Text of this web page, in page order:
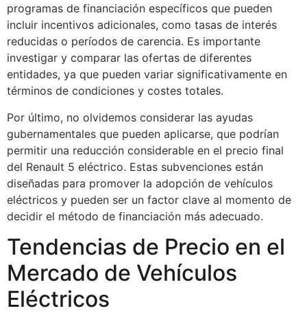
programas de financiación específicos que pueden
incluir incentivos adicionales, como tasas de interés
reducidas o períodos de carencia. Es importante
investigar y comparar las ofertas de diferentes
entidades, ya que pueden variar significativamente en
términos de condiciones y costes totales.
Por último, no olvidemos considerar las ayudas
gubernamentales que pueden aplicarse, que podrían
permitir una reducción considerable en el precio final
del Renault 5 eléctrico. Estas subvenciones están
diseñadas para promover la adopción de vehículos
eléctricos y pueden ser un factor clave al momento de
decidir el método de financiación más adecuado.
Tendencias de Precio en el
Mercado de Vehículos
Eléctricos